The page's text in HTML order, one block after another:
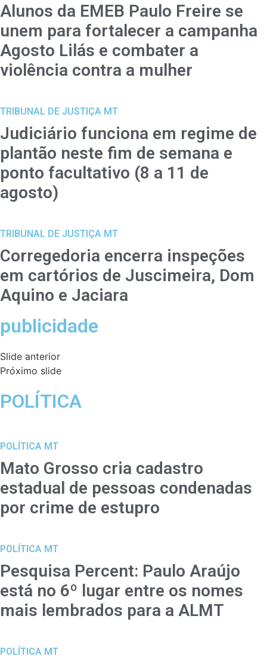
Alunos da EMEB Paulo Freire se
unem para fortalecer a campanha
Agosto Lilás e combater a
violência contra a mulher
TRIBUNAL DE JUSTIÇA MT
Judiciário funciona em regime de
plantão neste fim de semana e
ponto facultativo (8 a 11 de
agosto)
TRIBUNAL DE JUSTIÇA MT
Corregedoria encerra inspeções
em cartórios de Juscimeira, Dom
Aquino e Jaciara
publicidade
Slide anterior
Próximo slide
POLÍTICA
POLÍTICA MT
Mato Grosso cria cadastro
estadual de pessoas condenadas
por crime de estupro
POLÍTICA MT
Pesquisa Percent: Paulo Araújo
está no 6º lugar entre os nomes
mais lembrados para a ALMT
POLÍTICA MT